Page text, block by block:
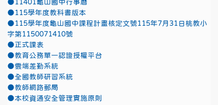
●11401龜山國中行事曆
●115學年度教科書版本
●115學年度龜山國中課程計畫核定文號115年7月31日桃教小
字第1150071410號
●正式課表
●教育公務單一認證授權平台
●雲端差勤系統
●全國教師研習系統
●教師網路郵局
●本校資通安全管理實施原則